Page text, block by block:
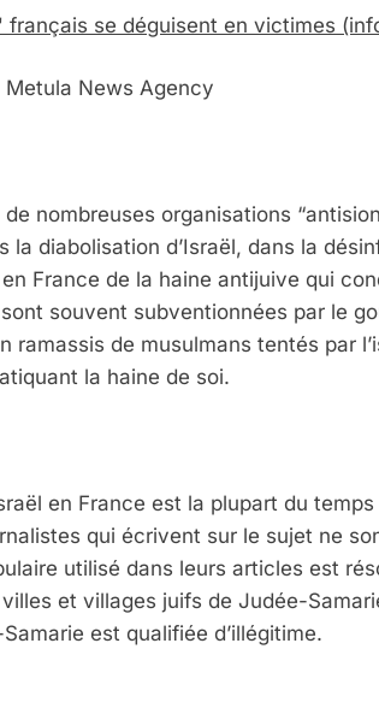
français se déguisent en victimes
News Agency
nombreuses organisations
la diabolisation d’Israël, dans la
France de la haine antijuive qui
souvent subventionnées par le
ramassis de musulmans tentés par
la haine de soi.
en France est la plupart du
qui écrivent sur le sujet ne
utilisé dans leurs articles est
et villages juifs de Judée-
est qualifiée d’illégitime.